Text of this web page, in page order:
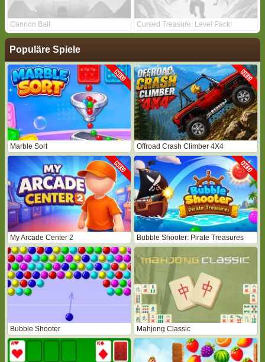
Cannon Ball Cursed Treasure: Level Pack!
Populäre Spiele
Marble Sort Offroad Crash Climber 4X4
My Arcade Center 2 Bubble Shooter: Pirate Treasures
Bubble Shooter Mahjong Classic